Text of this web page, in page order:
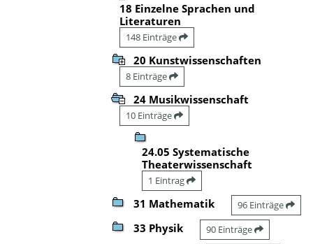
18 Einzelne Sprachen und
Literaturen
148 Einträge
20 Kunstwissenschaften
8 Einträge
24 Musikwissenschaft
10 Einträge
24.05 Systematische
Theaterwissenschaft
1 Eintrag
31 Mathematik 96 Einträge
33 Physik 90 Einträge